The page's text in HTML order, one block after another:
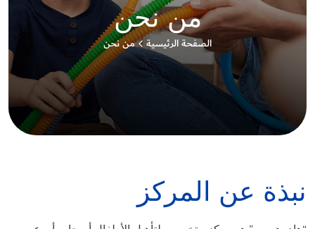
من نحن
الصفحة الرئيسية من نحن
نبذة عن المركز